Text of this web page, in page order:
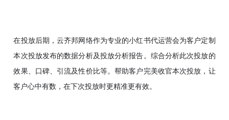
在投放后期，云齐邦网络作为专业的小红书代运营会为客户定制
本次投放发布的数据分析及投放分析报告。综合分析此次投放的
效果、口碑、引流及性价比等。帮助客户完美收官本次投放，让
客户心中有数，在下次投放时更精准更有效。